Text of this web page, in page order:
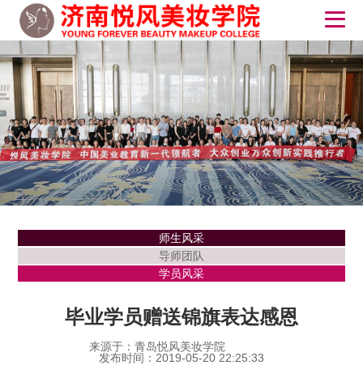
师生风采
导师团队
学员风采
毕业学员赠送锦旗表达感恩
来源于：青岛悦风美妆学院
发布时间：2019-05-20 22:25:33